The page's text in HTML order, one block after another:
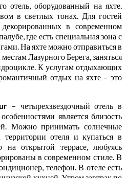
отель, оборудованный на яхте.
в светлых тонах. Для гостей
в современном
где есть специальная зона с
На яхте можно отправиться в
Лазурного Берега, заняться
К услугам отдыхающих
отдых на яхте – это
– четырехзвездочный отель в
является близость
Можно принимать солнечные
отеля и купаться в
на открытой террасе, любуясь
в современном стиле. В
телефон. В отеле есть